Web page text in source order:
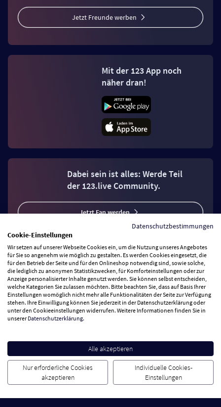
Jetzt Freunde werben
Mit der 123 App noch
näher dran!
Dabei sein ist alles: Werde Teil
der 123.live Community.
Jetzt Fan werden
Vertrag widerrufen
Zahlungsarten
Besuchen Sie uns
Cookie Einstellungen AGB Datenschutz Impressum
Datenschutzbestimmungen
Cookie-Einstellungen
Wir setzen auf unserer Webseite Cookies ein, um die Nutzung unseres Angebotes
für Sie so angenehm wie möglich zu gestalten. Es werden Cookies eingesetzt, die
für den Betrieb der Seite und für den Onlineshop notwendig sind, sowie solche,
die lediglich zu anonymen Statistikzwecken, für Komforteinstellungen oder zur
Anzeige personalisierter Inhalte genutzt werden. Sie können selbst entscheiden,
welche Kategorien Sie zulassen möchten. Bitte beachten Sie, dass auf Basis Ihrer
Einstellungen womöglich nicht mehr alle Funktionalitäten der Seite zur Verfügung
stehen. Ihre Einwilligung können Sie jederzeit in der Datenschutzerklärung oder
unter den Cookieeinstellungen widerrufen. Weitere Informationen finden Sie in
unsererDatenschutzerklärung.
Alle akzeptieren
Nur erforderliche Cookies
akzeptieren
Individuelle Cookies-
Einstellungen